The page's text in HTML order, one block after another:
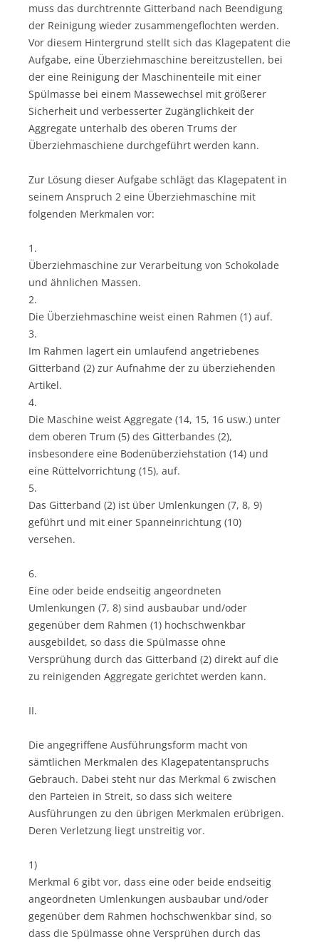
muss das durchtrennte Gitterband nach Beendigung
der Reinigung wieder zusammengeflochten werden.
Vor diesem Hintergrund stellt sich das Klagepatent die
Aufgabe, eine Überziehmaschine bereitzustellen, bei
der eine Reinigung der Maschinenteile mit einer
Spülmasse bei einem Massewechsel mit größerer
Sicherheit und verbesserter Zugänglichkeit der
Aggregate unterhalb des oberen Trums der
Überziehmaschiene durchgeführt werden kann.
Zur Lösung dieser Aufgabe schlägt das Klagepatent in
seinem Anspruch 2 eine Überziehmaschine mit
folgenden Merkmalen vor:
1.
Überziehmaschine zur Verarbeitung von Schokolade
und ähnlichen Massen.
2.
Die Überziehmaschine weist einen Rahmen (1) auf.
3.
Im Rahmen lagert ein umlaufend angetriebenes
Gitterband (2) zur Aufnahme der zu überziehenden
Artikel.
4.
Die Maschine weist Aggregate (14, 15, 16 usw.) unter
dem oberen Trum (5) des Gitterbandes (2),
insbesondere eine Bodenüberziehstation (14) und
eine Rüttelvorrichtung (15), auf.
5.
Das Gitterband (2) ist über Umlenkungen (7, 8, 9)
geführt und mit einer Spanneinrichtung (10)
versehen.
6.
Eine oder beide endseitig angeordneten
Umlenkungen (7, 8) sind ausbaubar und/oder
gegenüber dem Rahmen (1) hochschwenkbar
ausgebildet, so dass die Spülmasse ohne
Versprühung durch das Gitterband (2) direkt auf die
zu reinigenden Aggregate gerichtet werden kann.
II.
Die angegriffene Ausführungsform macht von
sämtlichen Merkmalen des Klagepatentanspruchs
Gebrauch. Dabei steht nur das Merkmal 6 zwischen
den Parteien in Streit, so dass sich weitere
Ausführungen zu den übrigen Merkmalen erübrigen.
Deren Verletzung liegt unstreitig vor.
1)
Merkmal 6 gibt vor, dass eine oder beide endseitig
angeordneten Umlenkungen ausbaubar und/oder
gegenüber dem Rahmen hochschwenkbar sind, so
dass die Spülmasse ohne Versprühen durch das